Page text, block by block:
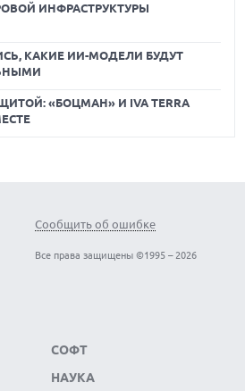
ИНФРАСТРУКТУРЫ
КАКИЕ ИИ-МОДЕЛИ БУДУТ
«БОЦМАН» И IVA TERRA
Сообщить об ошибке
Все права защищены ©1995 – 2026
СОФТ
НАУКА